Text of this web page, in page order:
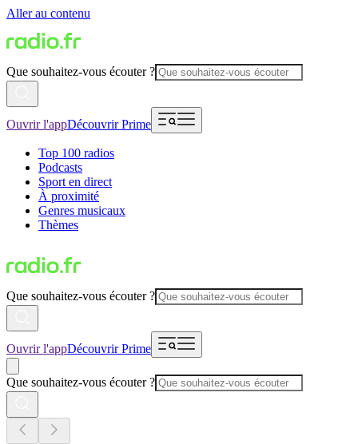
Aller au contenu
Que souhaitez-vous écouter ?
Ouvrir l'appDécouvrir Prime
Top 100 radios
Podcasts
Sport en direct
À proximité
Genres musicaux
Thèmes
Que souhaitez-vous écouter ?
Ouvrir l'appDécouvrir Prime
Que souhaitez-vous écouter ?